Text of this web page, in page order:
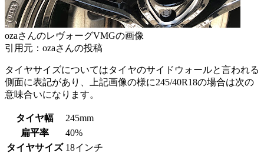
ozaさんのレヴォーグVMGの画像
引用元：ozaさんの投稿
タイヤサイズについてはタイヤのサイドウォールと言われる
側面に表記があり、上記画像の様に245/40R18の場合は次の
意味合いになります。
タイヤ幅
245mm
扁平率
40%
タイヤサイズ 18インチ